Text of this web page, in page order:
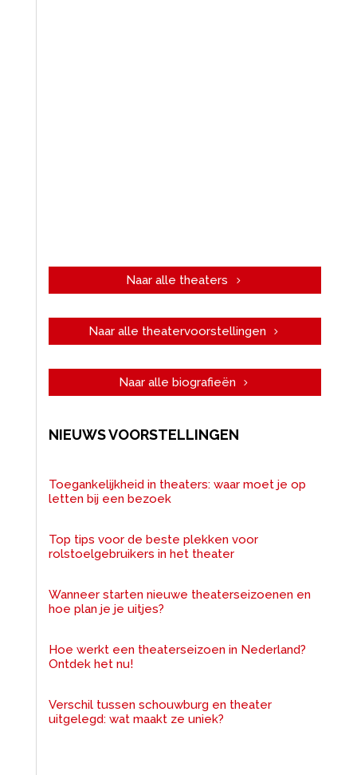
Naar alle theaters
Naar alle theatervoorstellingen
Naar alle biografieën
NIEUWS VOORSTELLINGEN
Toegankelijkheid in theaters: waar moet je op
letten bij een bezoek
Top tips voor de beste plekken voor
rolstoelgebruikers in het theater
Wanneer starten nieuwe theaterseizoenen en
hoe plan je je uitjes?
Hoe werkt een theaterseizoen in Nederland?
Ontdek het nu!
Verschil tussen schouwburg en theater
uitgelegd: wat maakt ze uniek?